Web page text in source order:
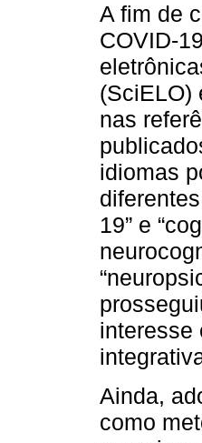
A fim de
COVID-
(SciELO)
nas
idiomas
19” e
interesse
Ainda,
como